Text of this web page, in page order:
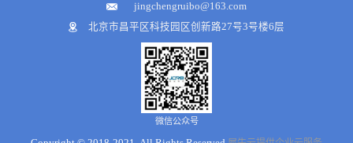
jingchengruibo@163.com
北京市昌平区科技园区创新路27号3号楼6层
微信公众号